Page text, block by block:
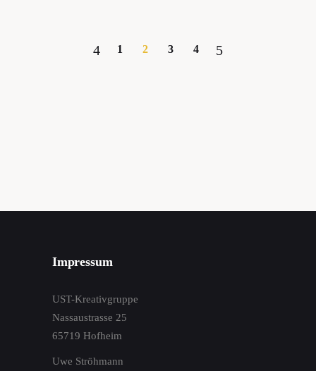
1 2 3 4
Impressum
UST-Kreativgruppe
Nassaustrasse 25
65719 Hofheim
Uwe Ströhmann